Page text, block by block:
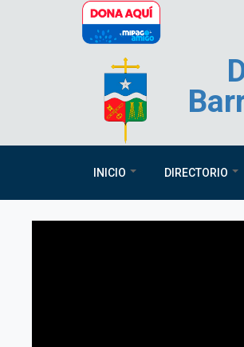
Pasar al contenido principal
INICIO DIRECTORIO